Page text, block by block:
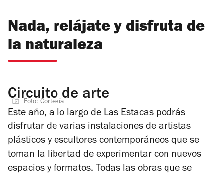
Nada, relájate y disfruta de
la naturaleza
Circuito de arte
Foto: Cortesía
Este año, a lo largo de Las Estacas podrás
disfrutar de varias instalaciones de artistas
plásticos y escultores contemporáneos que se
toman la libertad de experimentar con nuevos
espacios y formatos. Todas las obras que se